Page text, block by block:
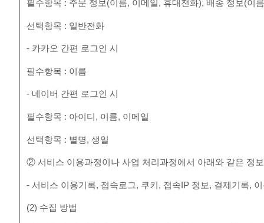
필수항목 : 주문 정보(이름, 이메일, 휴대전화), 배송 정보(이
선택항목 : 일반전화
- 카카오 간편 로그인 시
필수항목 : 이름
- 네이버 간편 로그인 시
필수항목 : 아이디, 이름, 이메일
선택항목 : 별명, 생일
② 서비스 이용과정이나 사업 처리과정에서 아래와 같은 정
- 서비스 이용기록, 접속로그, 쿠키, 접속IP 정보, 결제기록,
(2) 수집 방법